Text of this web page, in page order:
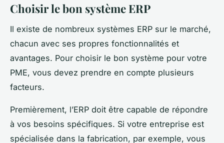
Choisir le bon système ERP
Il existe de nombreux systèmes ERP sur le marché,
chacun avec ses propres fonctionnalités et
avantages. Pour choisir le bon système pour votre
PME, vous devez prendre en compte plusieurs
facteurs.
Premièrement, l’ERP doit être capable de répondre
à vos besoins spécifiques. Si votre entreprise est
spécialisée dans la fabrication, par exemple, vous